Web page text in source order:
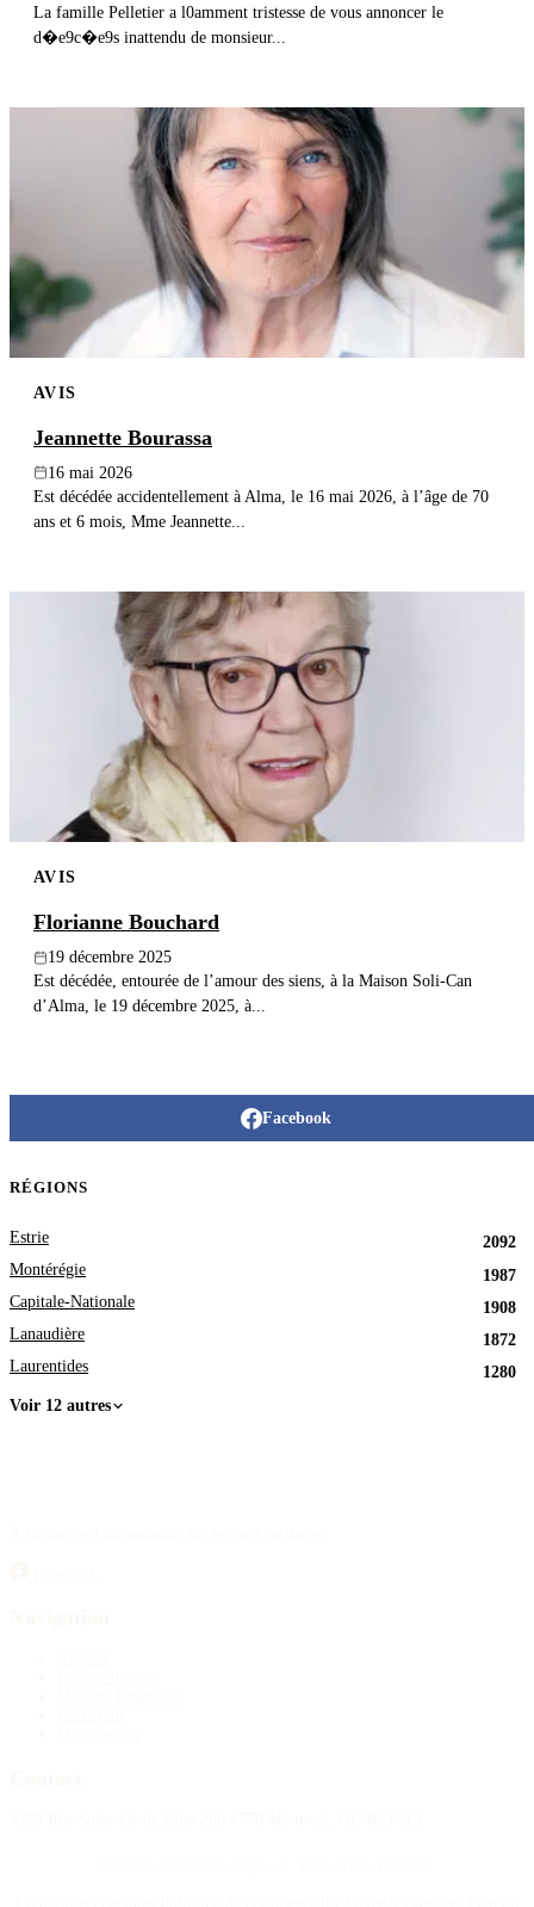
La famille Pelletier a l0amment tristesse de vous annoncer le
d�e9c�e9s inattendu de monsieur...
AVIS
Jeannette Bourassa
16 mai 2026
Est décédée accidentellement à Alma, le 16 mai 2026, à l’âge de 70
ans et 6 mois, Mme Jeannette...
AVIS
Florianne Bouchard
19 décembre 2025
Est décédée, entourée de l’amour des siens, à la Maison Soli-Can
d’Alma, le 19 décembre 2025, à...
Facebook
RÉGIONS
Estrie
2092
Montérégie
1987
Capitale-Nationale
1908
Lanaudière
1872
Laurentides
1280
Voir 12 autres